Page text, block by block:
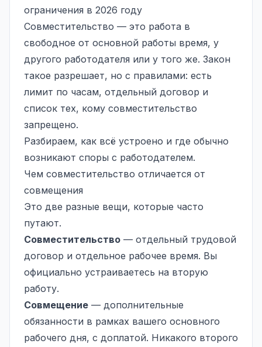
ограничения в 2026 году
Совместительство — это работа в
свободное от основной работы время, у
другого работодателя или у того же. Закон
такое разрешает, но с правилами: есть
лимит по часам, отдельный договор и
список тех, кому совместительство
запрещено.
Разбираем, как всё устроено и где обычно
возникают споры с работодателем.
Чем совместительство отличается от
совмещения
Это две разные вещи, которые часто
путают.
Совместительство — отдельный трудовой
договор и отдельное рабочее время. Вы
официально устраиваетесь на вторую
работу.
Совмещение — дополнительные
обязанности в рамках вашего основного
рабочего дня, с доплатой. Никакого второго